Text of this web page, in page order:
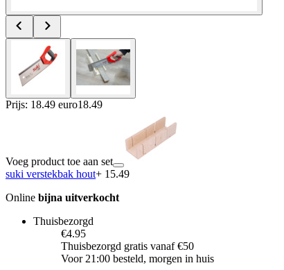
Prijs: 18.49 euro18.49
Voeg product toe aan set
suki verstekbak hout+ 15.49
Online bijna uitverkocht
Thuisbezorgd
€4.95
Thuisbezorgd gratis vanaf €50
Voor 21:00 besteld, morgen in huis